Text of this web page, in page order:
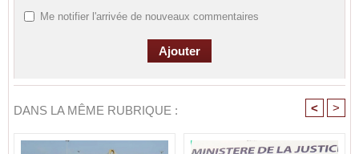
Me notifier l'arrivée de nouveaux commentaires
DANS LA MÊME RUBRIQUE : < >